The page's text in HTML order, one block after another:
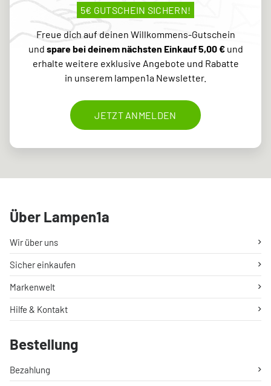
5€ GUTSCHEIN SICHERN!
Freue dich auf deinen Willkommens-Gutschein
und spare bei deinem nächsten Einkauf 5,00 €und
erhalte weitere exklusive Angebote und Rabatte
in unserem lampen1a Newsletter.
JETZT ANMELDEN
Über Lampen1a
Wir über uns
Sicher einkaufen
Markenwelt
Hilfe & Kontakt
Bestellung
Bezahlung